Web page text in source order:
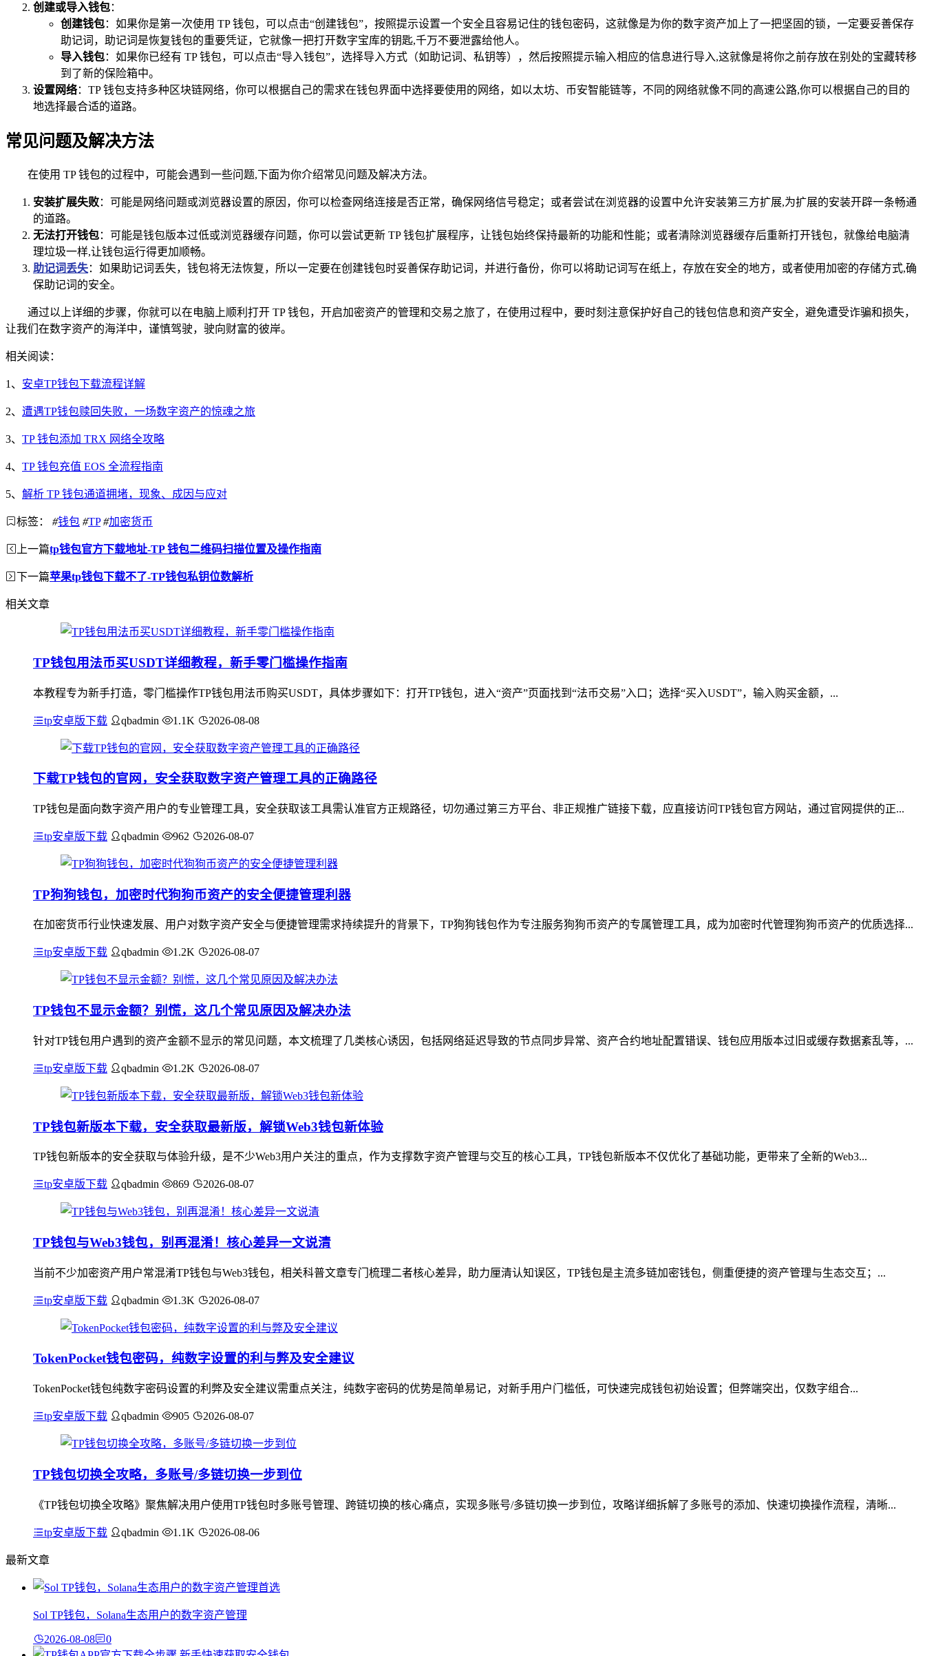
创建或导入钱包：
创建钱包：如果你是第一次使用 TP 钱包，可以点击“创建钱包”，按照提示设置一个安全且容易记住的钱包密码，这就像是为你的数字资产加上了一把坚固的锁，一定要妥善保存
助记词，助记词是恢复钱包的重要凭证，它就像一把打开数字宝库的钥匙,千万不要泄露给他人。
导入钱包：如果你已经有 TP 钱包，可以点击“导入钱包”，选择导入方式（如助记词、私钥等），然后按照提示输入相应的信息进行导入,这就像是将你之前存放在别处的宝藏转移
到了新的保险箱中。
设置网络：TP 钱包支持多种区块链网络，你可以根据自己的需求在钱包界面中选择要使用的网络，如以太坊、币安智能链等，不同的网络就像不同的高速公路,你可以根据自己的目的
地选择最合适的道路。
常见问题及解决方法
在使用 TP 钱包的过程中，可能会遇到一些问题,下面为你介绍常见问题及解决方法。
安装扩展失败：可能是网络问题或浏览器设置的原因，你可以检查网络连接是否正常，确保网络信号稳定；或者尝试在浏览器的设置中允许安装第三方扩展,为扩展的安装开辟一条畅通
的道路。
无法打开钱包：可能是钱包版本过低或浏览器缓存问题，你可以尝试更新 TP 钱包扩展程序，让钱包始终保持最新的功能和性能；或者清除浏览器缓存后重新打开钱包，就像给电脑清
理垃圾一样,让钱包运行得更加顺畅。
助记词丢失：如果助记词丢失，钱包将无法恢复，所以一定要在创建钱包时妥善保存助记词，并进行备份，你可以将助记词写在纸上，存放在安全的地方，或者使用加密的存储方式,确
保助记词的安全。
通过以上详细的步骤，你就可以在电脑上顺利打开 TP 钱包，开启加密资产的管理和交易之旅了，在使用过程中，要时刻注意保护好自己的钱包信息和资产安全，避免遭受诈骗和损失，
让我们在数字资产的海洋中，谨慎驾驶，驶向财富的彼岸。
相关阅读：
1、 安卓TP钱包下载流程详解
2、 遭遇TP钱包赎回失败，一场数字资产的惊魂之旅
3、 TP 钱包添加 TRX 网络全攻略
4、 TP 钱包充值 EOS 全流程指南
5、 解析 TP 钱包通道拥堵，现象、成因与应对
标签： #钱包 #TP #加密货币
上一篇tp钱包官方下载地址-TP 钱包二维码扫描位置及操作指南
下一篇苹果tp钱包下载不了-TP钱包私钥位数解析
相关文章
TP钱包用法币买USDT详细教程，新手零门槛操作指南
本教程专为新手打造，零门槛操作TP钱包用法币购买USDT，具体步骤如下：打开TP钱包，进入“资产”页面找到“法币交易”入口；选择“买入USDT”，输入购买金额，...
tp安卓版下载 qbadmin 1.1K 2026-08-08
下载TP钱包的官网，安全获取数字资产管理工具的正确路径
TP钱包是面向数字资产用户的专业管理工具，安全获取该工具需认准官方正规路径，切勿通过第三方平台、非正规推广链接下载，应直接访问TP钱包官方网站，通过官网提供的正...
tp安卓版下载 qbadmin 962 2026-08-07
TP狗狗钱包，加密时代狗狗币资产的安全便捷管理利器
在加密货币行业快速发展、用户对数字资产安全与便捷管理需求持续提升的背景下，TP狗狗钱包作为专注服务狗狗币资产的专属管理工具，成为加密时代管理狗狗币资产的优质选择...
tp安卓版下载 qbadmin 1.2K 2026-08-07
TP钱包不显示金额？别慌，这几个常见原因及解决办法
针对TP钱包用户遇到的资产金额不显示的常见问题，本文梳理了几类核心诱因，包括网络延迟导致的节点同步异常、资产合约地址配置错误、钱包应用版本过旧或缓存数据紊乱等，...
tp安卓版下载 qbadmin 1.2K 2026-08-07
TP钱包新版本下载，安全获取最新版，解锁Web3钱包新体验
TP钱包新版本的安全获取与体验升级，是不少Web3用户关注的重点，作为支撑数字资产管理与交互的核心工具，TP钱包新版本不仅优化了基础功能，更带来了全新的Web3...
tp安卓版下载 qbadmin 869 2026-08-07
TP钱包与Web3钱包，别再混淆！核心差异一文说清
当前不少加密资产用户常混淆TP钱包与Web3钱包，相关科普文章专门梳理二者核心差异，助力厘清认知误区，TP钱包是主流多链加密钱包，侧重便捷的资产管理与生态交互；...
tp安卓版下载 qbadmin 1.3K 2026-08-07
TokenPocket钱包密码，纯数字设置的利与弊及安全建议
TokenPocket钱包纯数字密码设置的利弊及安全建议需重点关注，纯数字密码的优势是简单易记，对新手用户门槛低，可快速完成钱包初始设置；但弊端突出，仅数字组合...
tp安卓版下载 qbadmin 905 2026-08-07
TP钱包切换全攻略，多账号/多链切换一步到位
《TP钱包切换全攻略》聚焦解决用户使用TP钱包时多账号管理、跨链切换的核心痛点，实现多账号/多链切换一步到位，攻略详细拆解了多账号的添加、快速切换操作流程，清晰...
tp安卓版下载 qbadmin 1.1K 2026-08-06
最新文章
Sol TP钱包，Solana生态用户的数字资产管理
2026-08-08 0